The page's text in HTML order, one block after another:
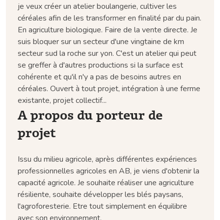
je veux créer un atelier boulangerie, cultiver les
céréales afin de les transformer en finalité par du pain.
En agriculture biologique. Faire de la vente directe. Je
suis bloquer sur un secteur d'une vingtaine de km
secteur sud la roche sur yon. C'est un atelier qui peut
se greffer à d'autres productions si la surface est
cohérente et qu'il n'y a pas de besoins autres en
céréales. Ouvert à tout projet, intégration à une ferme
existante, projet collectif...
A propos du porteur de
projet
Issu du milieu agricole, après différentes expériences
professionnelles agricoles en AB, je viens d'obtenir la
capacité agricole. Je souhaite réaliser une agriculture
résiliente, souhaite développer les blés paysans,
l'agroforesterie. Etre tout simplement en équilibre